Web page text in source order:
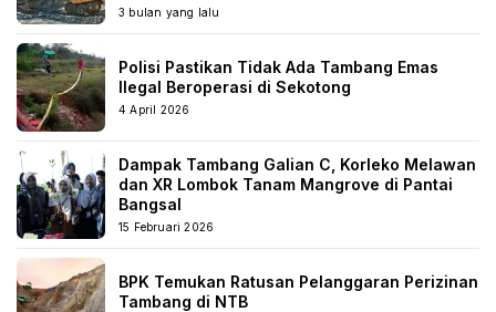
3 bulan yang lalu
Polisi Pastikan Tidak Ada Tambang Emas
Ilegal Beroperasi di Sekotong
4 April 2026
Dampak Tambang Galian C, Korleko Melawan
dan XR Lombok Tanam Mangrove di Pantai
Bangsal
15 Februari 2026
BPK Temukan Ratusan Pelanggaran Perizinan
Tambang di NTB